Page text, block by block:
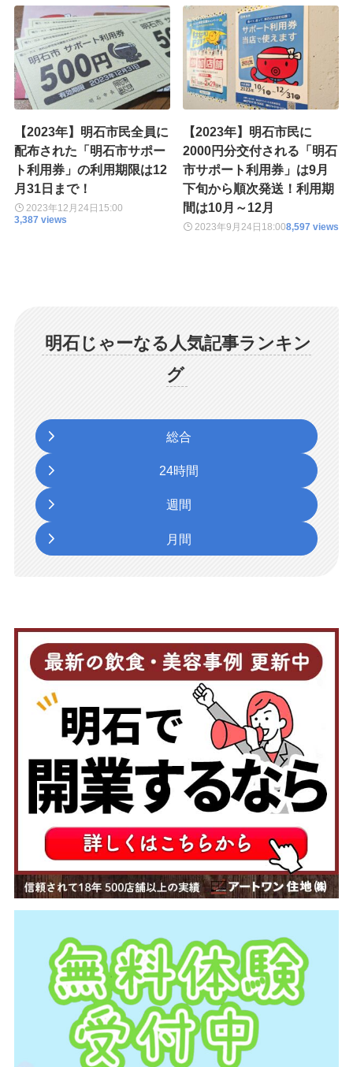
【2023年】明石市民全員に
配布された「明石市サポー
ト利用券」の利用期限は12
月31日まで！
2023年12月24日 15:00
3,387 views
【2023年】明石市民に
2000円分交付される「明石
市サポート利用券」は9月
下旬から順次発送！利用期
間は10月～12月
2023年9月24日 18:008,597 views
明石じゃーなる人気記事ランキン
グ
総合
24時間
週間
月間